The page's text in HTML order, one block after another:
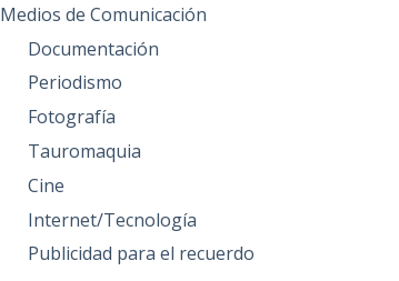
Medios de Comunicación
Documentación
Periodismo
Fotografía
Tauromaquia
Cine
Internet/Tecnología
Publicidad para el recuerdo